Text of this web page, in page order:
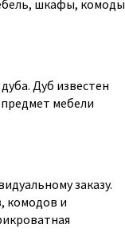
шкафы, комоды
Дуб известен
мебели
заказу.
комодов и